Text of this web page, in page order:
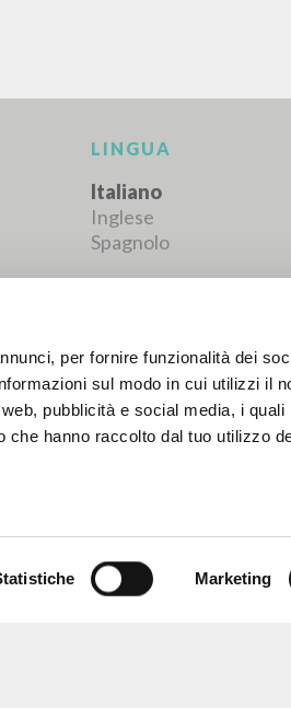
per fornire funzionalità dei
sul modo in cui utilizzi il
pubblicità e social media, i quali
hanno raccolto dal tuo utilizzo
Marketing
ANNO
SUCCESSIVI
LINGUA